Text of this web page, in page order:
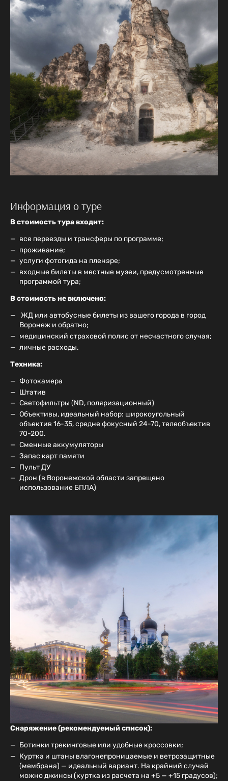
Информация о туре
В стоимость тура входит: ​
все переезды и трансферы по программе;
проживание;
услуги фотогида на пленэре;
входные билеты в местные музеи, предусмотренные
программой тура;
В стоимость не включено:
ЖД или автобусные билеты из вашего города в город
Воронеж и обратно;
медицинский страховой полис от несчастного случая;
личные расходы.
​Техника:
Фотокамера
Штатив
Светофильтры (ND, поляризационный)
Объективы, идеальный набор: широкоугольный
объектив 16-35, средне фокусный 24-70, телеобъектив
70-200.
Сменные аккумуляторы
Запас карт памяти
Пульт ДУ
Дрон (в Воронежской области запрещено
использование БПЛА)
Снаряжение (рекомендуемый список): ​
Ботинки трекинговые или удобные кроссовки;
Куртка и штаны влагонепроницаемые и ветрозащитные
(мембрана) — идеальный вариант. На крайний случай
можно джинсы (куртка из расчета на +5 — +15 градусов);